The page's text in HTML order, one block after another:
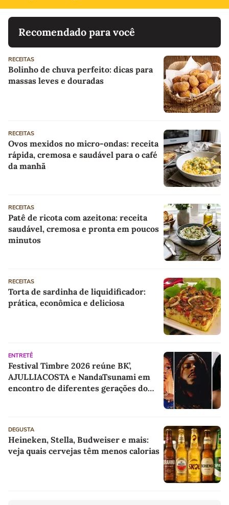
Recomendado para você
RECEITAS
Bolinho de chuva perfeito: dicas para
massas leves e douradas
RECEITAS
Ovos mexidos no micro-ondas: receita
rápida, cremosa e saudável para o café
da manhã
RECEITAS
Patê de ricota com azeitona: receita
saudável, cremosa e pronta em poucos
minutos
RECEITAS
Torta de sardinha de liquidificador:
prática, econômica e deliciosa
ENTRETÊ
Festival Timbre 2026 reúne BK’,
AJULLIACOSTA e NandaTsunami em
encontro de diferentes gerações do
DEGUSTA
Heineken, Stella, Budweiser e mais:
veja quais cervejas têm menos calorias